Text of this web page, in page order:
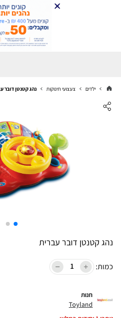
ילדים צעצועי תינוקות נהג קטנטן דובר
נהג קטנטן דובר עברית
כמות:
חנות
Toyland